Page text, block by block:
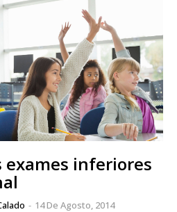
exames inferiores
- 14 De Agosto, 2014